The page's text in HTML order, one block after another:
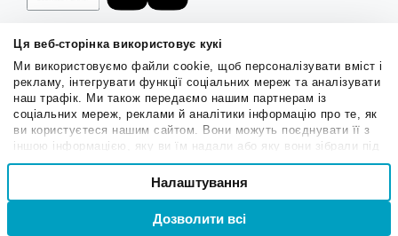
Ця веб-сторінка використовує кукі
Ми використовуємо файли cookie, щоб персоналізувати вміст і
рекламу, інтегрувати функції соціальних мереж та аналізувати
наш трафік. Ми також передаємо нашим партнерам із
соціальних мереж, реклами й аналітики інформацію про те, як
ви користуєтеся нашим сайтом. Вони можуть поєднувати її з
іншою інформацією, яку ви їм надали або яку вони зібрали під
час вашого користування їхніми службами.
Вибір
Налаштування
Дозволити всі
Правила користуванняПолітика CookiesБезпека SendPulse
Політика конфіденційності
© 2015 - 2026. ТОВ «СендПульс». Всі права захищені.